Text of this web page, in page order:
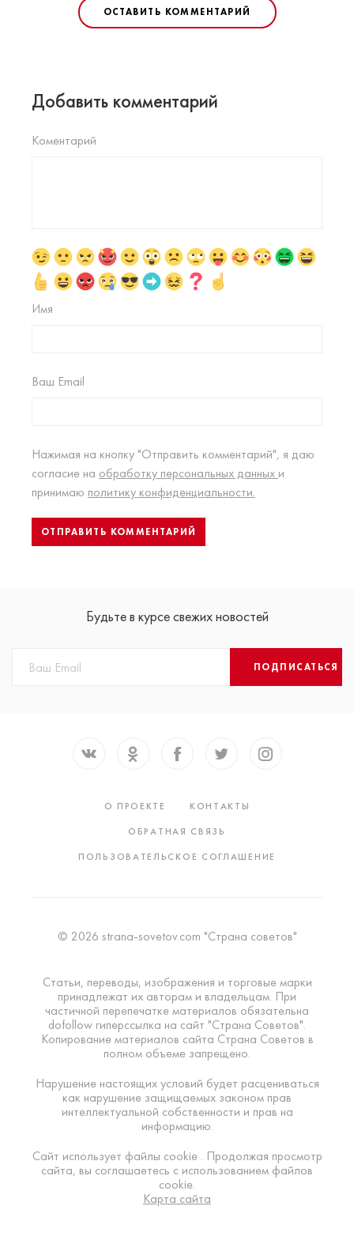
ОСТАВИТЬ КОММЕНТАРИЙ
Добавить комментарий
Коментарий
Имя
Ваш Email
Нажимая на кнопку "Отправить комментарий", я даю
согласие на обработку персональных данных и
принимаю политику конфиденциальности.
Будьте в курсе свежих новостей
ПОДПИСАТЬСЯ
О ПРОЕКТЕ
КОНТАКТЫ
ОБРАТНАЯ СВЯЗЬ
ПОЛЬЗОВАТЕЛЬСКОЕ СОГЛАШЕНИЕ
© 2026 strana-sovetov.com "Страна советов"
Статьи, переводы, изображения и торговые марки
принадлежат их авторам и владельцам. При
частичной перепечатке материалов обязательна
dofollow гиперссылка на сайт "Страна Советов".
Копирование материалов сайта Страна Советов в
полном объеме запрещено.
Нарушение настоящих условий будет расцениваться
как нарушение защищаемых законом прав
интеллектуальной собственности и прав на
информацию.
Сайт использует файлы cookie . Продолжая просмотр
сайта, вы соглашаетесь с использованием файлов
cookie.
Карта сайта